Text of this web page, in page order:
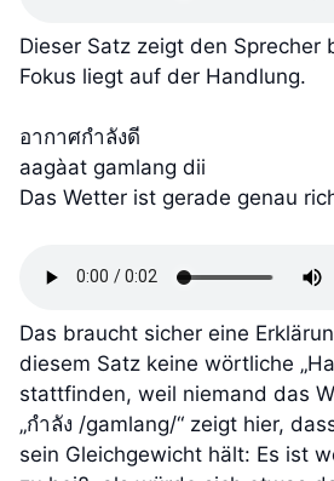
Dieser Satz zeigt den Sprecher
Fokus liegt auf der Handlung.
อากาศกำลังดี
aagàat gamlang dii
Das Wetter ist gerade genau
Das braucht sicher eine
diesem Satz keine wörtliche
stattfinden, weil niemand das
„กำลัง /gamlang/“ zeigt hier,
sein Gleichgewicht hält: Es ist